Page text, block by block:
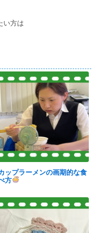
い方は
ップラーメンの画期的な食
方